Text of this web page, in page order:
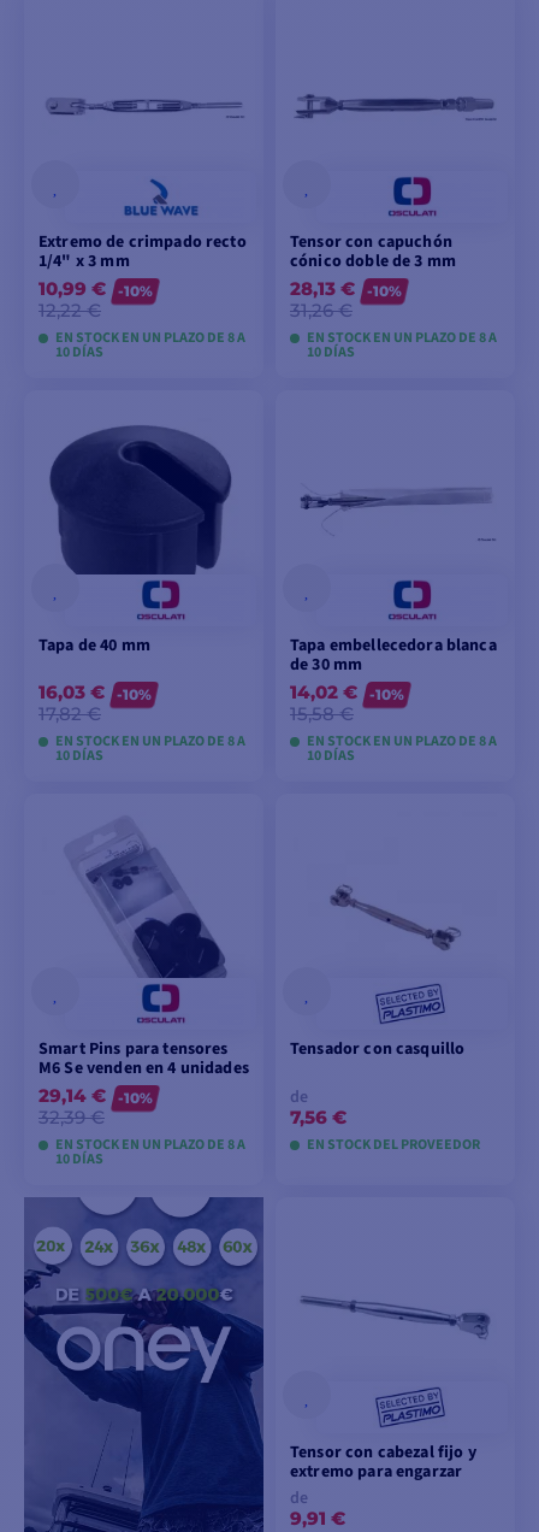
Extremo de crimpado recto
1/4" x 3 mm
10,99 €
12,22 €
-10%
EN STOCK EN UN PLAZO DE 8 A
10 DÍAS
VER MODELOS
Tensor con capuchón
cónico doble de 3 mm
28,13 €
31,26 €
-10%
EN STOCK EN UN PLAZO DE 8 A
10 DÍAS
Tapa de 40 mm
16,03 €
17,82 €
-10%
EN STOCK EN UN PLAZO DE 8 A
10 DÍAS
VER MODELOS
Tapa embellecedora blanca
de 30 mm
14,02 €
15,58 €
-10%
EN STOCK EN UN PLAZO DE 8 A
10 DÍAS
Smart Pins para tensores
M6 Se venden en 4 unidades
29,14 €
32,39 €
-10%
EN STOCK EN UN PLAZO DE 8 A
10 DÍAS
VER MODELOS
Tensador con casquillo
de
7,56 €
EN STOCK DEL PROVEEDOR
Tensor con cabezal fijo y
extremo para engarzar
de
9,91 €